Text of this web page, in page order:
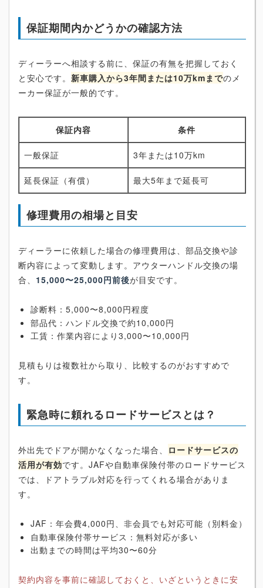
保証期間内かどうかの確認方法
ディーラーへ相談する前に、保証の有無を把握しておく
と安心です。 新車購入から3年間または10万kmまでのメ
ーカー保証が一般的です。
保証内容 条件
一般保証 3年または10万km
延長保証（有償） 最大5年まで延長可
修理費用の相場と目安
ディーラーに依頼した場合の修理費用は、部品交換や診
断内容によって変動します。アウターハンドル交換の場
合、 15,000〜25,000円前後が目安です。
診断料：5,000〜8,000円程度
部品代：ハンドル交換で約10,000円
工賃：作業内容により3,000〜10,000円
見積もりは複数社から取り、比較するのがおすすめで
す。
緊急時に頼れるロードサービスとは？
外出先でドアが開かなくなった場合、 ロードサービスの
活用が有効です。JAFや自動車保険付帯のロードサービス
では、ドアトラブル対応を行ってくれる場合がありま
す。
JAF：年会費4,000円、非会員でも対応可能（別料金）
自動車保険付帯サービス：無料対応が多い
出動までの時間は平均30〜60分
契約内容を事前に確認しておくと、いざというときに安